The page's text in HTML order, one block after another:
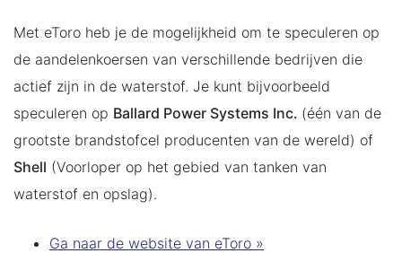
Met eToro heb je de mogelijkheid om te speculeren op
de aandelenkoersen van verschillende bedrijven die
actief zijn in de waterstof. Je kunt bijvoorbeeld
speculeren op Ballard Power Systems Inc. (één van de
grootste brandstofcel producenten van de wereld) of
Shell (Voorloper op het gebied van tanken van
waterstof en opslag).
Ga naar de website van eToro »